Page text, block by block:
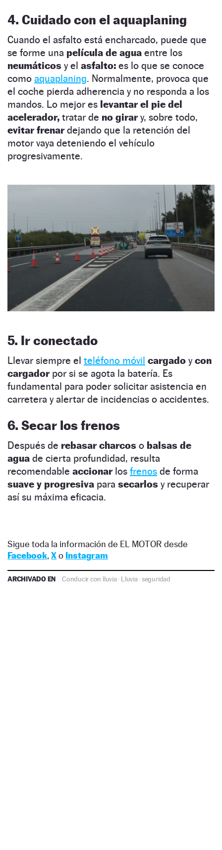
4. Cuidado con el aquaplaning
Cuando el asfalto está encharcado, puede que
se forme una película de agua entre los
neumáticos y el asfalto: es lo que se conoce
como aquaplaning. Normalmente, provoca que
el coche pierda adherencia y no responda a los
mandos. Lo mejor es levantar el pie del
acelerador, tratar de no girary, sobre todo,
evitar frenardejando que la retención del
motor vaya deteniendo el vehículo
progresivamente.
5. Ir conectado
Llevar siempre el teléfono móvil cargado ycon
cargadorpor si se agota la batería. Es
fundamental para poder solicitar asistencia en
carretera y alertar de incidencias o accidentes.
6. Secar los frenos
Después de rebasar charcos o balsas de
agua de cierta profundidad, resulta
recomendable accionar los frenos de forma
suave y progresiva para secarlos y recuperar
así su máxima eficacia.
Sigue toda la información de EL MOTOR desde
Facebook, Xo Instagram
ARCHIVADO EN Conducir con lluvia· Lluvia·seguridad